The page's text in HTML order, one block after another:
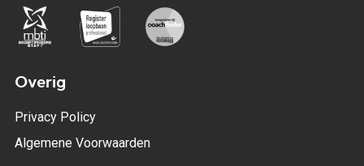
Overig
Privacy Policy
Algemene Voorwaarden